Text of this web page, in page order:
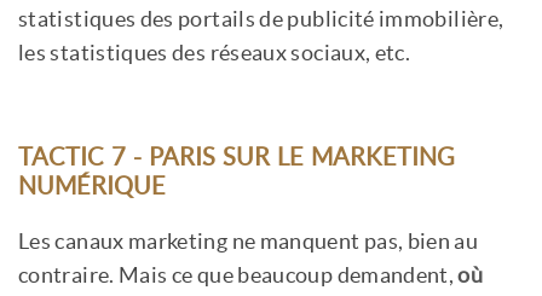
statistiques des portails de publicité immobilière,
les statistiques des réseaux sociaux, etc.
TACTIC 7 - PARIS SUR LE MARKETING
NUMÉRIQUE
Les canaux marketing ne manquent pas, bien au
contraire. Mais ce que beaucoup demandent,où